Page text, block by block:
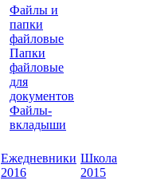
Файлы и
папки
файловые
Папки
файловые
для
документов
Файлы-
вкладыши
Ежедневники
2016
Школа
2015